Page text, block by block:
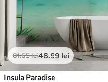
81.65lei48 .99 lei
Insula Paradise